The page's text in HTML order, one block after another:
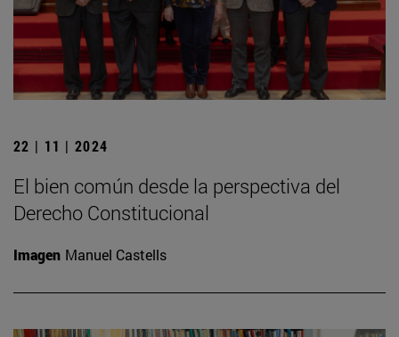
22 | 11 | 2024
El bien común desde la perspectiva del
Derecho Constitucional
Imagen Manuel Castells